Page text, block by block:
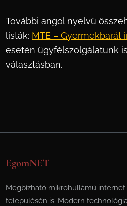
További angol nyelvű
listák: MTE – Gyermekbarát
esetén ügyfélszolgálatunk
választásban.
EgomNET
Megbízható mikrohullámú internet
településén is. Modern